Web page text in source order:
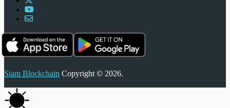
Siam Blockchain Copyright © 2026.